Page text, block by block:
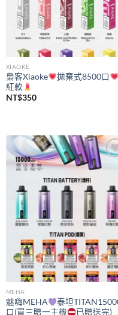
XIAOKE
梟客Xiaoke 拋棄式8500口
紅款
NT$350
Add to
MEHA
魅嗨MEHA
泰坦
口(買三贈一主機
已贈送完)